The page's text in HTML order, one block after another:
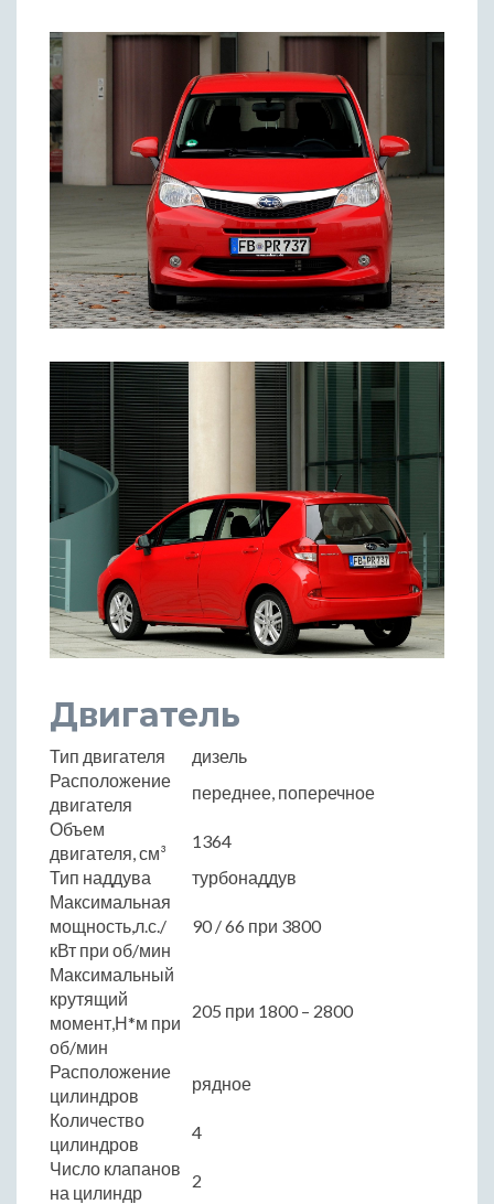
Двигатель
Тип двигателя
дизель
Расположение
двигателя
переднее, поперечное
Объем
двигателя, см³
1364
Тип наддува
турбонаддув
Максимальная
мощность,л.с./
кВт при об/мин
90 / 66 при 3800
Максимальный
крутящий
момент,Н*м при
об/мин
205 при 1800 – 2800
Расположение
цилиндров
рядное
Количество
цилиндров
4
Число клапанов
на цилиндр
2